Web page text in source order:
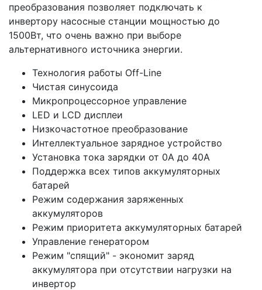
преобразования позволяет подключать к
инвертору насосные станции мощностью до
1500Вт, что очень важно при выборе
альтернативного источника энергии.
Технология работы Off-Line
Чистая синусоида
Микропроцессорное управление
LED и LCD дисплеи
Низкочастотное преобразование
Интеллектуальное зарядное устройство
Установка тока зарядки от 0А до 40А
Поддержка всех типов аккумуляторных
батарей
Режим содержания заряженных
аккумуляторов
Режим приоритета аккумуляторных батарей
Управление генератором
Режим "спящий" - экономит заряд
аккумулятора при отсутствии нагрузки на
инвертор